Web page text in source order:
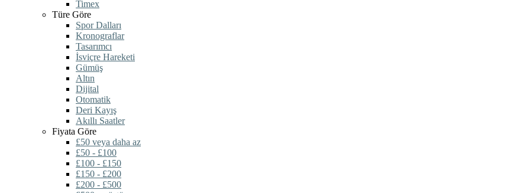
Timex
Türe Göre
Spor Dalları
Kronograflar
Tasarımcı
İsviçre Hareketi
Gümüş
Altın
Dijital
Otomatik
Deri Kayış
Akıllı Saatler
Fiyata Göre
£50 veya daha az
£50 - £100
£100 - £150
£150 - £200
£200 - £500